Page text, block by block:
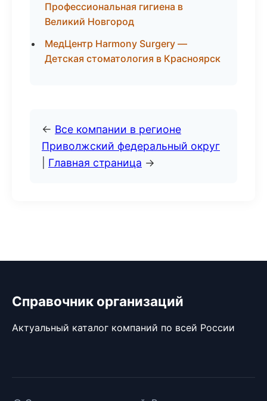
Профессиональная гигиена в
Великий Новгород
МедЦентр Harmony Surgery —
Детская стоматология в Красноярск
← Все компании в регионе
Приволжский федеральный округ
Главная страница →
Справочник организаций
Актуальный каталог компаний по всей России